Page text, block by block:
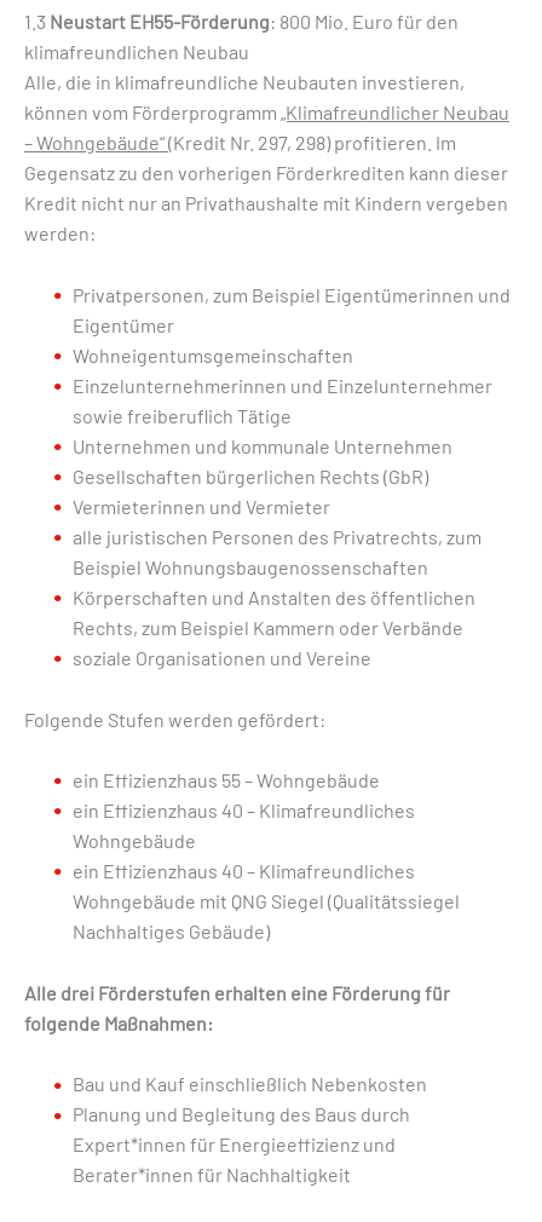
1.3 Neustart EH55-Förderung: 800 Mio. Euro für den
klimafreundlichen Neubau
Alle, die in klimafreundliche Neubauten investieren,
können vom Förderprogramm „Klimafreundlicher Neubau
– Wohngebäude“(Kredit Nr. 297, 298) profitieren. Im
Gegensatz zu den vorherigen Förderkrediten kann dieser
Kredit nicht nur an Privathaushalte mit Kindern vergeben
werden:
Privatpersonen, zum Beispiel Eigen­tümerinnen und
Eigentümer
Wohneigentums­gemeinschaften
Einzelunternehmerinnen und Einzelunternehmer
sowie freiberuflich Tätige
Unternehmen und kommunale Unternehmen
Gesellschaften bürgerlichen Rechts (GbR)
Vermieterinnen und Vermieter
alle juristischen Personen des Privat­rechts, zum
Beispiel Wohnungs­bau­genossen­schaften
Körperschaften und Anstalten des öffent­lichen
Rechts, zum Beispiel Kammern oder Verbände
soziale Organisationen und Vereine
Folgende Stufen werden gefördert:
ein Effizienzhaus 55 – Wohngebäude
ein Effizienzhaus 40 – Klimafreundliches
Wohngebäude
ein Effizienzhaus 40 – Klimafreundliches
Wohngebäude mit QNG Siegel (Qualitätssiegel
Nachhaltiges Gebäude)
Alle drei Förderstufen erhalten eine Förderung für
folgende Maßnahmen:
Bau und Kauf einschließlich Nebenkosten
Planung und Begleitung des Baus durch
Expert*innen für Energieeffizienz und
Berater*innen für Nachhaltigkeit